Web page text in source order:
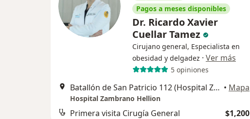
Pagos a meses disponibles
Dr. Ricardo Xavier
Cuellar Tamez
Cirujano general, Especialista en
obesidad y delgadez · Ver más
5 opiniones
Batallón de San Patricio 112 (Hospital Zambrano Hellion), San Pedro Garza Garcia • Mapa
Hospital Zambrano Hellion
Primera visita Cirugía General $1,200